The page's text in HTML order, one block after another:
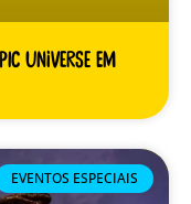
Universe em
EVENTOS ESPECIAIS